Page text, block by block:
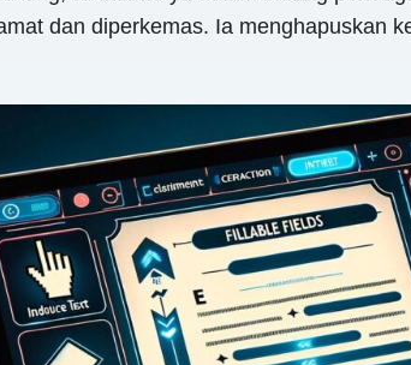
dan diperkemas. Ia menghapuskan